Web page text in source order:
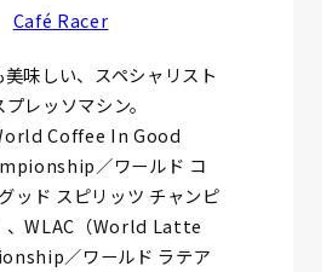
Café Racer
味しい、スペシャリスト
レッソマシン。
Coffee In Good
／ワールド コ
ッド スピリッツ チャンピ
、WLAC（World Latte
／ワールド ラテア